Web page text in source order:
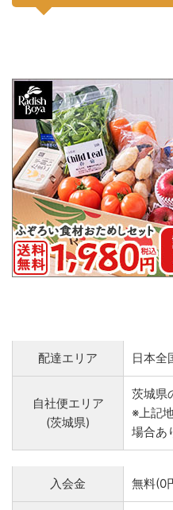
配達エリア 日本全
自社便エリア
(茨城県)
茨城県
※上記
場合あ
入会金 無料(0